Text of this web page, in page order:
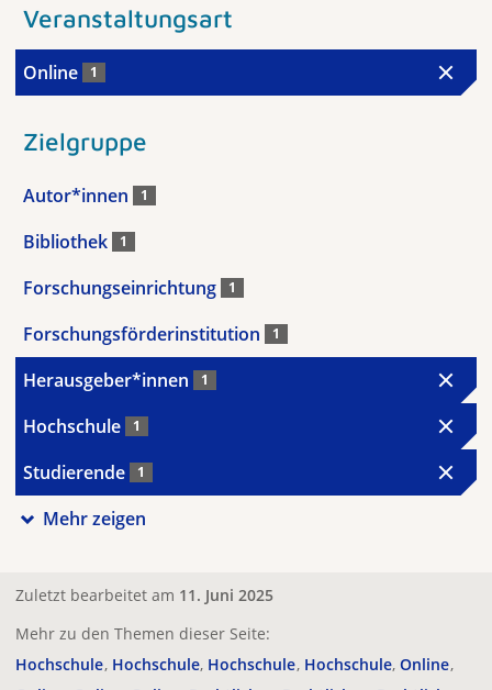
Veranstaltungsart
Online 1
Zielgruppe
Autor*innen 1
Bibliothek 1
Forschungseinrichtung 1
Forschungsförderinstitution 1
Herausgeber*innen 1
Hochschule 1
Studierende 1
Mehr zeigen
Zuletzt bearbeitet am 11. Juni 2025
Mehr zu den Themen dieser Seite:
Hochschule Hochschule Hochschule Hochschule Online